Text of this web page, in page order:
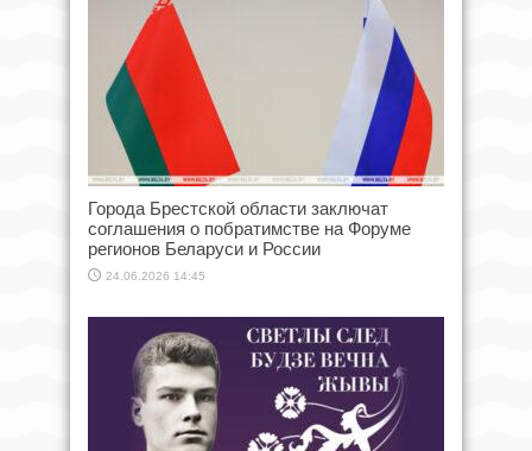
Города Брестской области заключат
соглашения о побратимстве на Форуме
регионов Беларуси и России
24.06.2026 14:45